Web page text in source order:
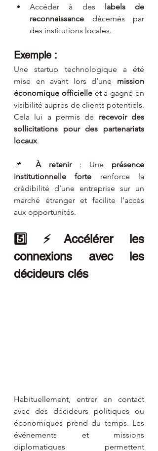
Accéder à des labels de
reconnaissance décernés par
des institutions locales.
Exemple :
Une startup technologique a été
mise en avant lors d’une mission
économique officielle et a gagné en
visibilité auprès de clients potentiels.
Cela lui a permis de recevoir des
sollicitations pour des partenariats
locaux.
📌 À retenir : Une présence
institutionnelle forte renforce la
crédibilité d’une entreprise sur un
marché étranger et facilite l’accès
aux opportunités.
5️⃣ ⚡Accélérer les
connexions avec les
décideurs clés
Habituellement, entrer en contact
avec des décideurs politiques ou
économiques prend du temps. Les
événements et missions